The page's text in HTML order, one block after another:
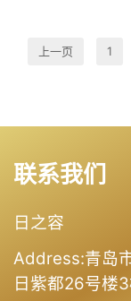
上一页 1
联系我们
日之容
Address:青岛
日紫都26号楼